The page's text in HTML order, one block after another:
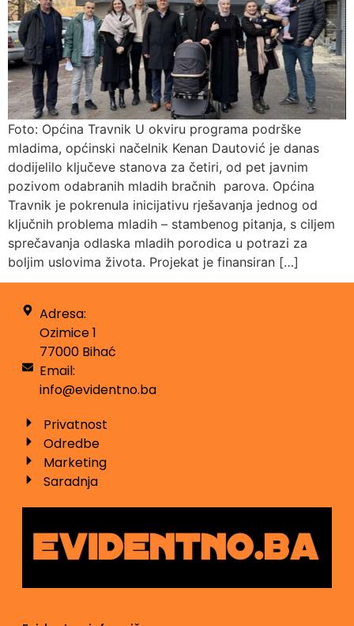
Foto: Općina Travnik U okviru programa podrške
mladima, općinski načelnik Kenan Dautović je danas
dodijelilo ključeve stanova za četiri, od pet javnim
pozivom odabranih mladih bračnih parova. Općina
Travnik je pokrenula inicijativu rješavanja jednog od
ključnih problema mladih – stambenog pitanja, s ciljem
sprečavanja odlaska mladih porodica u potrazi za
boljim uslovima života. Projekat je finansiran […]
Adresa:
Ozimice 1
77000 Bihać
Email:
info@evidentno.ba
Privatnost
Odredbe
Marketing
Saradnja